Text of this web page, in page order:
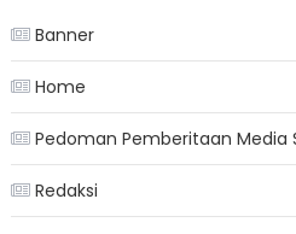
Banner
Home
Pedoman Pemberitaan Media
Redaksi